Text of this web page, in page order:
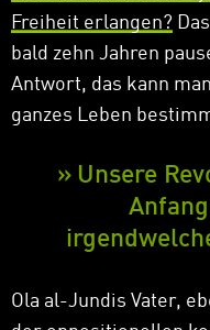
Freiheit erlangen?
bald zehn Jahren
Antwort, das kann
ganzes Leben
Unsere
Ola al-Jundis Vater,